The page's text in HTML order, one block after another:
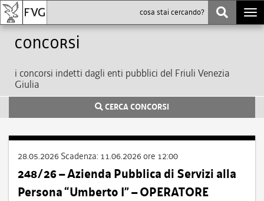
Concorsi
i concorsi indetti dagli enti pubblici del Friuli Venezia
Giulia
CERCA CONCORSI
28.05.2026 Scadenza: 11.06.2026 ore 12:00
248/26 – Azienda Pubblica di Servizi alla
Persona “Umberto I” – OPERATORE